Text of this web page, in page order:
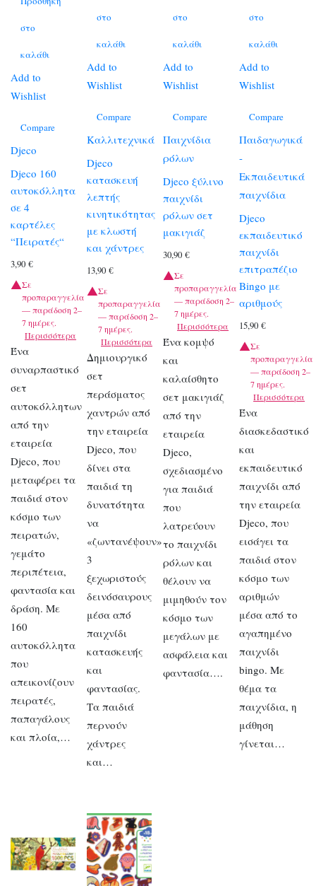
στο
καλάθι
Add to
Wishlist
Compare
Djeco
Djeco 160
αυτοκόλλητα
σε 4
καρτέλες
“Πειρατές“
3,90 €
Σε
προπαραγγελία
— παράδοση 2–
7 ημέρες.
Περισσότερα
Ένα
συναρπαστικό
σετ
αυτοκόλλητων
από την
εταιρεία
Djeco, που
μεταφέρει τα
παιδιά στον
κόσμο των
πειρατών,
γεμάτο
περιπέτεια,
φαντασία και
δράση. Με
160
αυτοκόλλητα
που
απεικονίζουν
πειρατές,
παπαγάλους
και πλοία,…
στο
καλάθι
Add to
Wishlist
Compare
Καλλιτεχνικά
Djeco
κατασκευή
λεπτής
κινητικότητας
με κλωστή
και χάντρες
13,90€
Σε
προπαραγγελία
— παράδοση 2–
7 ημέρες.
Περισσότερα
Δημιουργικό
σετ
περάσματος
χαντρών από
την εταιρεία
Djeco, που
δίνει στα
παιδιά τη
δυνατότητα
να
«ζωντανέψουν»
3
ξεχωριστούς
δεινόσαυρους
μέσα από
παιχνίδι
κατασκευής
και
φαντασίας.
Τα παιδιά
περνούν
χάντρες
και…
στο
καλάθι
Add to
Wishlist
Compare
Παιχνίδια
ρόλων
Djeco ξύλινο
παιχνίδι
ρόλων σετ
μακιγιάζ
30,90€
Σε
προπαραγγελία
— παράδοση 2–
7 ημέρες.
Περισσότερα
Ένα κομψό
και
καλαίσθητο
σετ μακιγιάζ
από την
εταιρεία
Djeco,
σχεδιασμένο
για παιδιά
που
λατρεύουν
το παιχνίδι
ρόλων και
θέλουν να
μιμηθούν τον
κόσμο των
μεγάλων με
ασφάλεια και
φαντασία….
στο
καλάθι
Add to
Wishlist
Compare
Παιδαγωγικά
-
Εκπαιδευτικά
παιχνίδια
Djeco
εκπαιδευτικό
παιχνίδι
επιτραπέζιο
Bingo με
αριθμούς
15,90€
Σε
προπαραγγελία
— παράδοση 2–
7 ημέρες.
Περισσότερα
Ένα
διασκεδαστικό
και
εκπαιδευτικό
παιχνίδι από
την εταιρεία
Djeco, που
εισάγει τα
παιδιά στον
κόσμο των
αριθμών
μέσα από το
αγαπημένο
παιχνίδι
bingo. Με
θέμα τα
παιχνίδια, η
μάθηση
γίνεται…